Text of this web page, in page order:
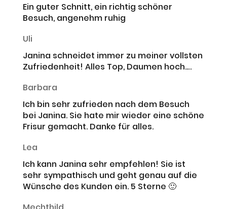
Ein guter Schnitt, ein richtig schöner
Besuch, angenehm ruhig
Uli
Janina schneidet immer zu meiner vollsten
Zufriedenheit! Alles Top, Daumen hoch….
Barbara
Ich bin sehr zufrieden nach dem Besuch
bei Janina. Sie hate mir wieder eine schöne
Frisur gemacht. Danke für alles.
Lea
Ich kann Janina sehr empfehlen! Sie ist
sehr sympathisch und geht genau auf die
Wünsche des Kunden ein. 5 Sterne 🙂